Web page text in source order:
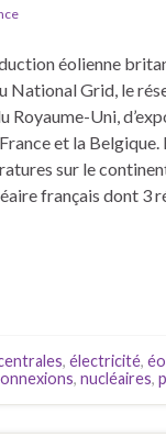
éolienne
National Grid, le
Royaume-Uni,
et la Belgique.
sur le
français dont 3
, électricité,
, nucléaires,